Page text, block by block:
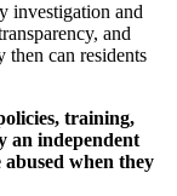
investigation and
and
then can residents
training,
an independent
when they